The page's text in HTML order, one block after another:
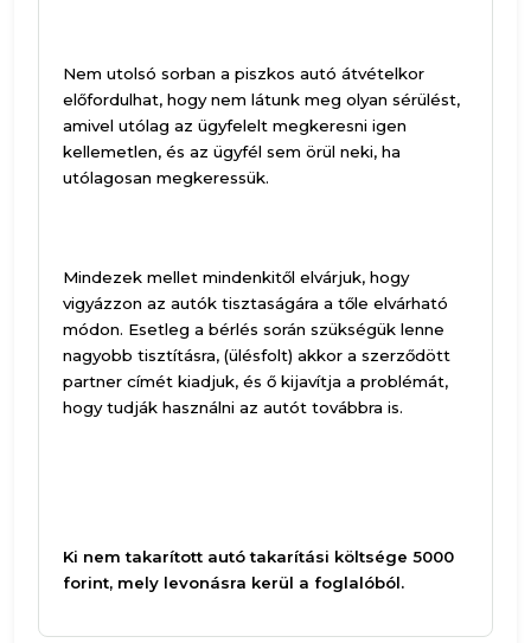
Nem utolsó sorban a piszkos autó átvételkor
előfordulhat, hogy nem látunk meg olyan sérülést,
amivel utólag az ügyfelelt megkeresni igen
kellemetlen, és az ügyfél sem örül neki, ha
utólagosan megkeressük.
Mindezek mellet mindenkitől elvárjuk, hogy
vigyázzon az autók tisztaságára a tőle elvárható
módon. Esetleg a bérlés során szükségük lenne
nagyobb tisztításra, (ülésfolt) akkor a szerződött
partner címét kiadjuk, és ő kijavítja a problémát,
hogy tudják használni az autót továbbra is.
Ki nem takarított autó takarítási költsége 5000
forint, mely levonásra kerül a foglalóból.